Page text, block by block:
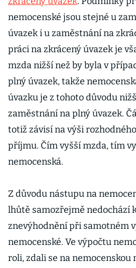
nemocenské jsou stejné u
úvazek i u zaměstnání na
práci na zkrácený úvazek je
mzda nižší než by byla v
plný úvazek, takže
úvazku je z tohoto důvodu
zaměstnání na plný úvazek.
totiž závisí na výši
příjmu. Čím vyšší mzda, tím
nemocenská.
Z důvodu nástupu na
lhůtě samozřejmě nedochází
znevýhodnění při samotném
nemocenské. Ve výpočtu
roli, zdali se na nemocenskou